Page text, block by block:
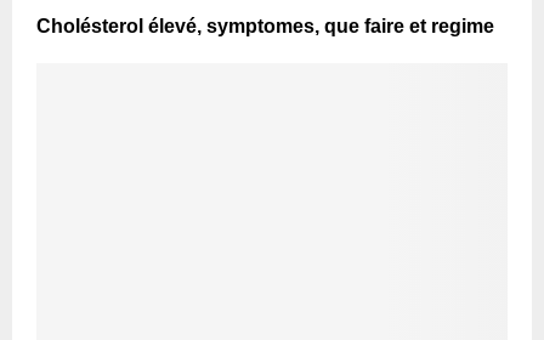
Cholésterol élevé, symptomes, que faire et regime